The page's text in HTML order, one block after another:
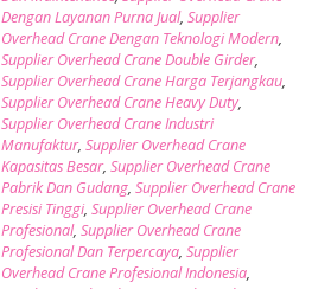
Dengan Layanan Purna Jual, Supplier
Overhead Crane Dengan Teknologi Modern,
Supplier Overhead Crane Double Girder,
Supplier Overhead Crane Harga Terjangkau,
Supplier Overhead Crane Heavy Duty,
Supplier Overhead Crane Industri
Manufaktur, Supplier Overhead Crane
Kapasitas Besar, Supplier Overhead Crane
Pabrik Dan Gudang, Supplier Overhead Crane
Presisi Tinggi, Supplier Overhead Crane
Profesional, Supplier Overhead Crane
Profesional Dan Terpercaya, Supplier
Overhead Crane Profesional Indonesia,